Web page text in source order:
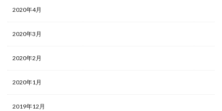
2020年4月
2020年3月
2020年2月
2020年1月
2019年12月